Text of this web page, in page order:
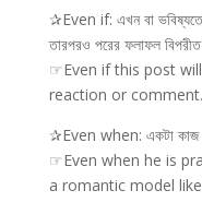
✰Even if: এখন বা ভবিষ্যতে
তারপরও পরের ফলাফল বিপরীত
☞Even if this post
reaction or comment.
✰Even when: একটা কাজ
☞Even when he is
a romantic model like